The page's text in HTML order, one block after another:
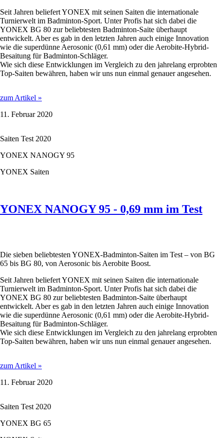
Seit Jahren beliefert YONEX mit seinen Saiten die internationale
Turnierwelt im Badminton-Sport. Unter Profis hat sich dabei die
YONEX BG 80 zur beliebtesten Badminton-Saite überhaupt
entwickelt. Aber es gab in den letzten Jahren auch einige Innovation
wie die superdünne Aerosonic (0,61 mm) oder die Aerobite-Hybrid-
Besaitung für Badminton-Schläger.
Wie sich diese Entwicklungen im Vergleich zu den jahrelang erprobten
Top-Saiten bewähren, haben wir uns nun einmal genauer angesehen.
zum Artikel »
80
mm
Test
11. Februar 2020
Saiten Test 2020
YONEX NANOGY 95
YONEX Saiten
YONEX NANOGY 95 - 0,69 mm im Test
Die sieben beliebtesten YONEX-Badminton-Saiten im Test – von BG
65 bis BG 80, von Aerosonic bis Aerobite Boost.
Seit Jahren beliefert YONEX mit seinen Saiten die internationale
Turnierwelt im Badminton-Sport. Unter Profis hat sich dabei die
YONEX BG 80 zur beliebtesten Badminton-Saite überhaupt
entwickelt. Aber es gab in den letzten Jahren auch einige Innovation
wie die superdünne Aerosonic (0,61 mm) oder die Aerobite-Hybrid-
Besaitung für Badminton-Schläger.
Wie sich diese Entwicklungen im Vergleich zu den jahrelang erprobten
Top-Saiten bewähren, haben wir uns nun einmal genauer angesehen.
zum Artikel »
95
mm
Test
11. Februar 2020
Saiten Test 2020
YONEX BG 65